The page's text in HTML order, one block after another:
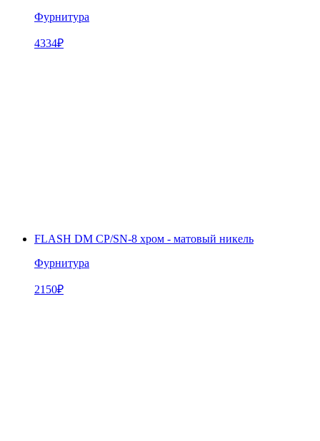
Фурнитура
4334₽
FLASH DM CP/SN-8 хром - матовый никель
Фурнитура
2150₽